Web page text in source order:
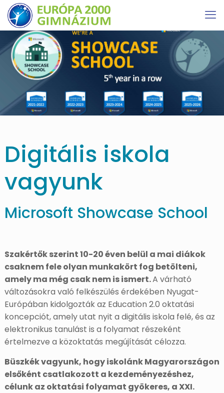
Digitális iskola
vagyunk
Microsoft Showcase School
Szakértők szerint 10-20 éven belül a mai diákok
csaknem fele olyan munkakört fog betölteni,
amely ma még csak nem is ismert.A várható
változásokra való felkészülés érdekében Nyugat-
Európában kidolgozták az Education 2.0 oktatási
koncepciót, amely utat nyit a digitális iskola felé, és az
elektronikus tanulást is a folyamat részeként
értelmezve a közoktatás megújítását célozza.
Büszkék vagyunk, hogy iskolánk Magyarországon
elsőként csatlakozott a kezdeményezéshez,
célunk az oktatási folyamat gyökeres, a XXI.